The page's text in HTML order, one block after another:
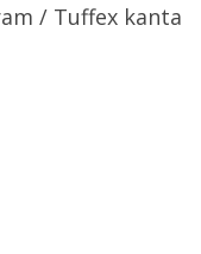
/ Tuffex kanta